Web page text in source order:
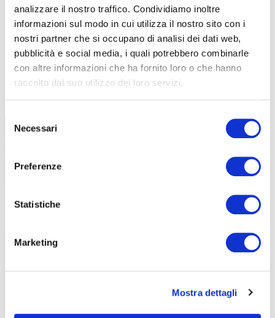
analizzare il nostro traffico. Condividiamo inoltre
informazioni sul modo in cui utilizza il nostro sito con i
nostri partner che si occupano di analisi dei dati web,
pubblicità e social media, i quali potrebbero combinarle
con altre informazioni che ha fornito loro o che hanno
raccolto dal suo utilizzo dei loro servizi.
delNecessari
Preferenze
Statistiche
Marketing
Mostra dettagli
TUTTE LE CATEGORIE DEL MAGAZINE